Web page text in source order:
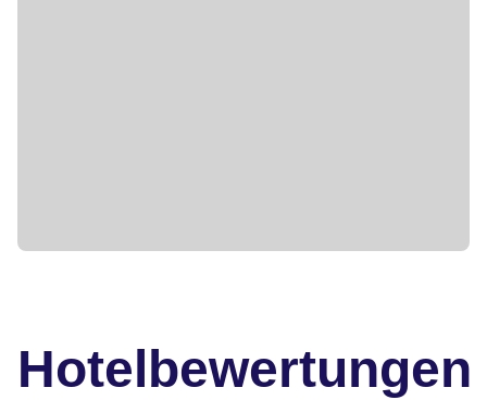
Hotelbewertungen